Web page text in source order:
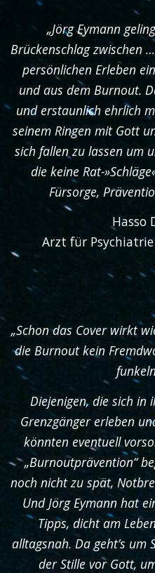
„Jörg Eymann
Brückenschlag zwischen
persönlichen Erleben
und aus dem Burnout.
und erstaunlich ehrlich
seinem Ringen mit Gott
sich fallen zu lassen um
die keine Rat-
Fürsorge,
Hasso
Arzt für
„Schon das Cover wirkt
die Burnout kein
Diejenigen, die sich
Grenzgänger erleben
könnten eventuell
„Burnoutprävention“
noch nicht zu spät,
Und Jörg Eymann hat
Tipps, dicht am
alltagsnah. Da geht’s um
der Stille vor Gott,